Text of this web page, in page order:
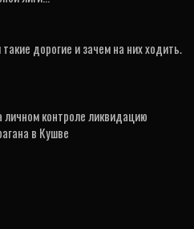
дорогие и зачем на них ходить.
контроле ликвидацию
в Кушве